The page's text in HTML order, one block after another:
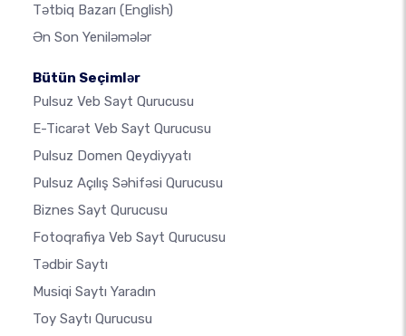
Tətbiq Bazarı (English)
Ən Son Yeniləmələr
Bütün Seçimlər
Pulsuz Veb Sayt Qurucusu
E-Ticarət Veb Sayt Qurucusu
Pulsuz Domen Qeydiyyatı
Pulsuz Açılış Səhifəsi Qurucusu
Biznes Sayt Qurucusu
Fotoqrafiya Veb Sayt Qurucusu
Tədbir Saytı
Musiqi Saytı Yaradın
Toy Saytı Qurucusu